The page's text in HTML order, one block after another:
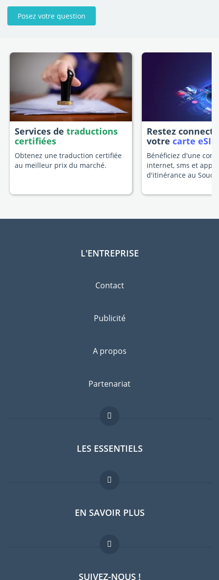
Posez votre question
Services de traductions
certifiées
Obtenez une traduction certifiée
au meilleur prix du marché.
Restez
votre carte eSIM
Bénéficiez d'une
internet, sms et
d'itinérance au
L'ENTREPRISE
Contact
Publicité
A propos
Partenariat
LES ESSENTIELS
Forum expatriés
Guides pays
Offres d'emploi
EN SAVOIR PLUS
FAQ
Experts
SUIVEZ-NOUS !